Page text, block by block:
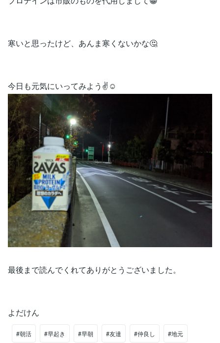
寒いと思ったけど、あんま寒くないかな🤔
今日も元気にいってみよう✌️☺️
最後まで読んでくれてありがとうございました。
よだけん
#朝活 #早起き #早朝 #友達 #仲良し #地元